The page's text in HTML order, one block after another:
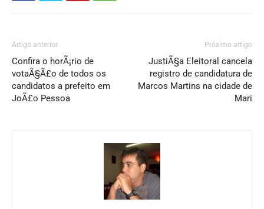
Artigo anterior
Confira o horÃ¡rio de
votaÃ§Ã£o de todos os
candidatos a prefeito em
JoÃ£o Pessoa
Próximo artigo
JustiÃ§a Eleitoral cancela
registro de candidatura de
Marcos Martins na cidade de
Mari